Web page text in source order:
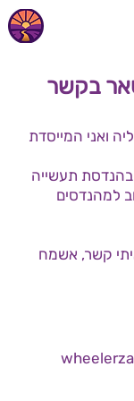
בקשר
ואני המייסדת
בהנדסת תעשייה
למהנדסים
קשר, אשמח